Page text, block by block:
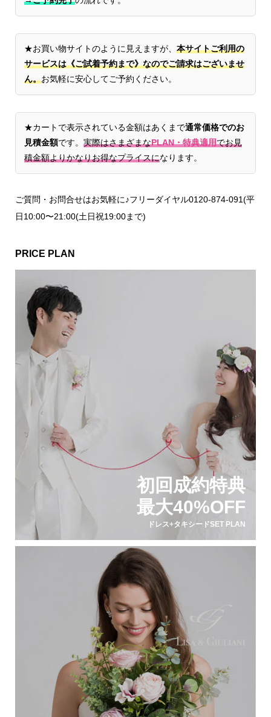
★お買い物サイトのように見えますが、 本サイトご利用の
サービスは《ご試着予約まで》なのでご請求はございませ
ん。お気軽に安心してご予約ください。
★カートで表示されている金額はあくまで通常価格でのお
見積金額です。 実際はさまざまなPLAN・特典適用でお見
積金額よりかなりお得なプライスになります。
ご質問・お問合せはお気軽に♪フリーダイヤル0120-874-091(平
日10:00〜21:00(土日祝19:00まで)
PRICE PLAN
初回成約特典
最大40%OFF
ドレス+タキシードSET PLAN